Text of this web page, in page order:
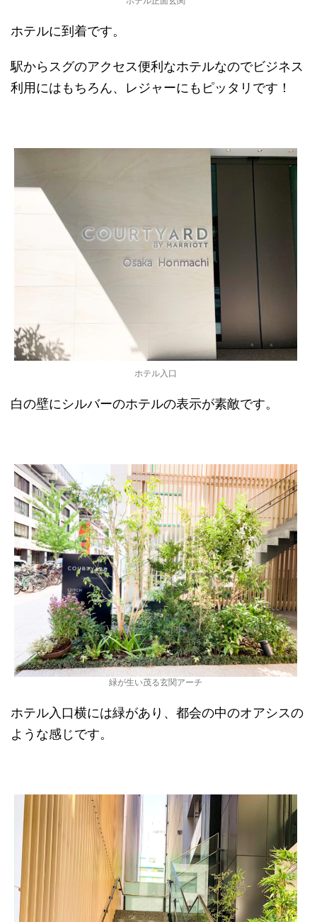
ホテルに到着です。
駅からスグのアクセス便利なホテルなのでビジネス
利用にはもちろん、レジャーにもピッタリです！
ホテル入口
白の壁にシルバーのホテルの表示が素敵です。
緑が生い茂る玄関アーチ
ホテル入口横には緑があり、都会の中のオアシスの
ような感じです。